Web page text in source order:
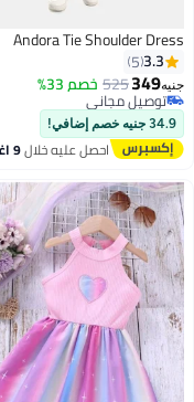
2
Andora Tie Shoulder Dress
3.3
5
جنيه349
525 خصم 33%
توصيل مجاني
توصيل مجاني
34.9 جنيه خصم إضافي!
احصل عليه خلال9 اغسطس